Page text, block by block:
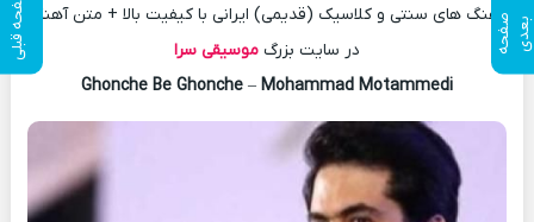
آهنگ های سنتی و کلاسیک (قدیمی) ایرانی با کیفیت بالا + متن آهنگ
در سایت بزرگ موسیقی سرا
Ghonche Be Ghonche – Mohammad Motammedi
ص
ف
ح
ه ب ع
د ی صفحه قبلی